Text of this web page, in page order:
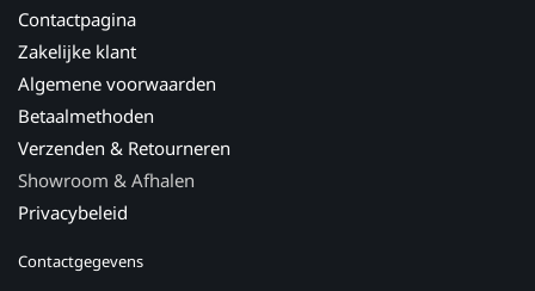
Contactpagina
Zakelijke klant
Algemene voorwaarden
Betaalmethoden
Verzenden & Retourneren
Showroom & Afhalen
Privacybeleid
Contactgegevens